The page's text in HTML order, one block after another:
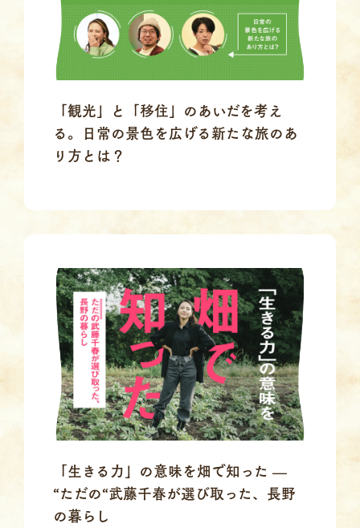
「観光」と「移住」のあいだを考え
る。日常の景色を広げる新たな旅のあ
り方とは？
「生きる力」の意味を畑で知った —
“ただの“武藤千春が選び取った、長野
の暮らし